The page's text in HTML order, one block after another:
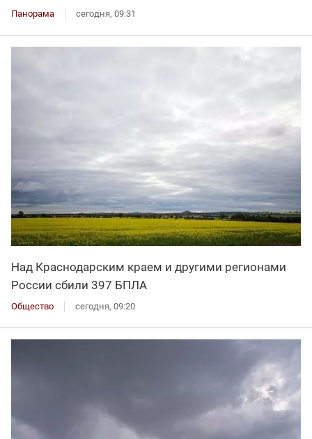
Панорама сегодня, 09:31
Над Краснодарским краем и другими регионами
России сбили 397 БПЛА
Общество сегодня, 09:20